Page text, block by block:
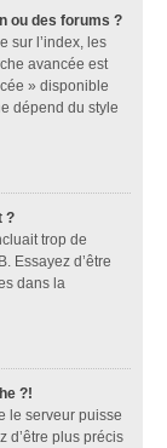
ou des forums ?
sur l’index, les
avancée est
» disponible
dépend du style
?
trop de
Essayez d’être
dans la
?!
le serveur puisse
d’être plus précis